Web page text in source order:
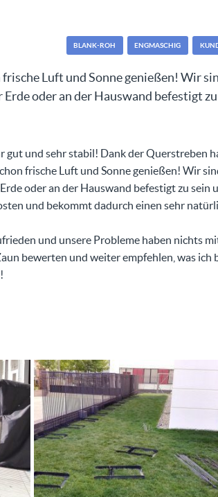
BLANK-ROH ENGMASCHIG
frische Luft und Sonne genießen! Wir
oder an der Hauswand befestigt zu
gut und sehr stabil! Dank der Querstreben
frische Luft und Sonne genießen! Wir
oder an der Hauswand befestigt zu sein
und bekommt dadurch einen sehr
und unsere Probleme haben nichts
bewerten und weiter empfehlen, was ich